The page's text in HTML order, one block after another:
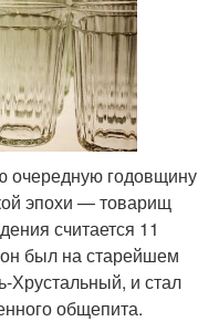
очередную годовщину
эпохи — товарищ
считается 11
был на старейшем
Хрустальный, и стал
общепита.